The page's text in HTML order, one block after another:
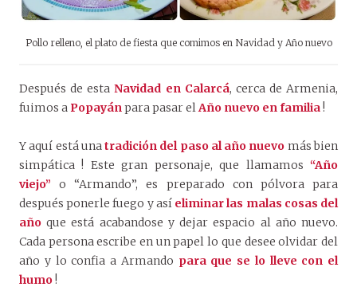
Pollo relleno, el plato de fiesta que comimos en Navidad y Año nuevo
Después de esta Navidad en Calarcá, cerca de Armenia,
fuimos a Popayán para pasar el Año nuevo en familia!
Y aquí está unatradición del paso al año nuevo más bien
simpática ! Este gran personaje, que llamamos “Año
viejo” o “Armando”, es preparado con pólvora para
después ponerle fuego y así eliminar las malas cosas del
año que está acabandose y dejar espacio al año nuevo.
Cada persona escribe en un papel lo que desee olvidar del
año y lo confia a Armando para que se lo lleve con el
humo!